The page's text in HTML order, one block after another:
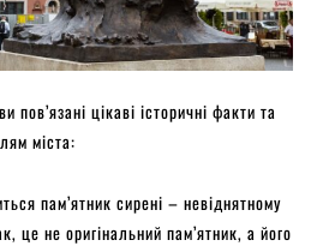
цікаві історичні факти та
міста:
пам’ятник сирені – невіднятному
це не оригінальний пам’ятник, а його